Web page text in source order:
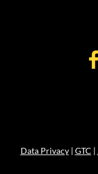
Data Privacy| GTC |